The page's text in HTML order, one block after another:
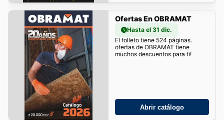
Ofertas En OBRAMAT
Hasta el 31 dic.
El folleto tiene 524 páginas.
ofertas de OBRAMAT tiene
muchos descuentos para ti!
Abrir catálogo